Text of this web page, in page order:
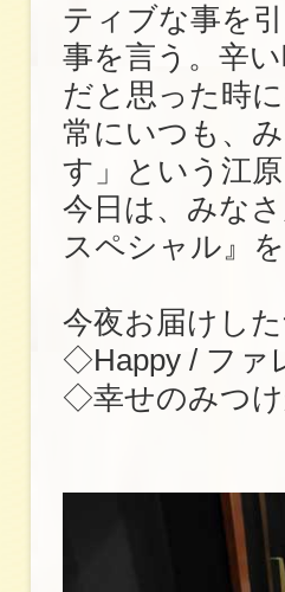
ティブな事を
事を言う。辛
だと思った時
常にいつも、
す」という江原
今日は、みな
スペシャル』
今夜お届けし
◇Happy / ファ
◇幸せのみつけ